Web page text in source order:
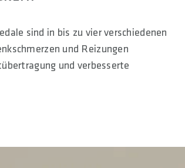
sind in bis zu vier verschiedenen
und Reizungen
und verbesserte